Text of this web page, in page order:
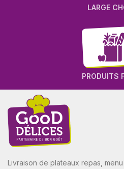
LARGE
PRODUITS
Livraison de plateaux repas,